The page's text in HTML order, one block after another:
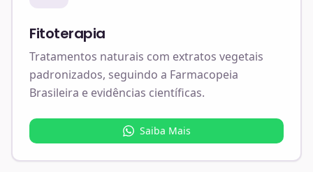
Fitoterapia
Tratamentos naturais com extratos vegetais
padronizados, seguindo a Farmacopeia
Brasileira e evidências científicas.
Saiba Mais